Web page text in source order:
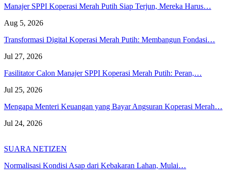
Manajer SPPI Koperasi Merah Putih Siap Terjun, Mereka Harus…
Aug 5, 2026
Transformasi Digital Koperasi Merah Putih: Membangun Fondasi…
Jul 27, 2026
Fasilitator Calon Manajer SPPI Koperasi Merah Putih: Peran,…
Jul 25, 2026
Mengapa Menteri Keuangan yang Bayar Angsuran Koperasi Merah…
Jul 24, 2026
SUARA NETIZEN
Normalisasi Kondisi Asap dari Kebakaran Lahan, Mulai…